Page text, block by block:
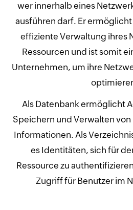
wer innerhalb eines
ausführen darf. Er
effiziente Verwaltung ihres
Ressourcen und ist somit
Unternehmen, um ihre
Als Datenbank ermöglicht
Speichern und Verwalten
Informationen. Als
es Identitäten, sich für
Ressource zu
Zugriff für Benutzer im